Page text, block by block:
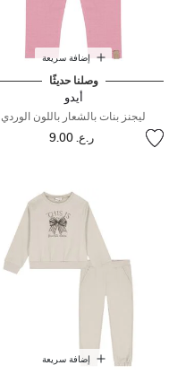
إضافة سريعة
وصلنا حديثًا
أيدو
ليجنز بنات بالشعار باللون الوردي
ر.ع. 9.00
إضافة سريعة